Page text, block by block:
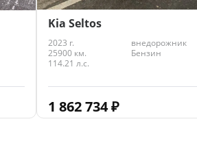
Kia Seltos
2023 г.
внедорожник
25900 км.
Бензин
114.21 л.с.
1 862 734₽